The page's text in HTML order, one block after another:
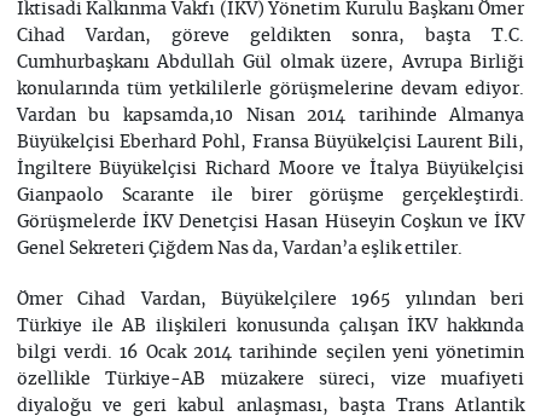
İktisadi Kalkınma Vakfı (İKV) Yönetim Kurulu Başkanı Ömer
Cihad Vardan, göreve geldikten sonra, başta T.C.
Cumhurbaşkanı Abdullah Gül olmak üzere, Avrupa Birliği
konularında tüm yetkililerle görüşmelerine devam ediyor.
Vardan bu kapsamda,10 Nisan 2014 tarihinde Almanya
Büyükelçisi Eberhard Pohl, Fransa Büyükelçisi Laurent Bili,
İngiltere Büyükelçisi Richard Moore ve İtalya Büyükelçisi
Gianpaolo Scarante ile birer görüşme gerçekleştirdi.
Görüşmelerde İKV Denetçisi Hasan Hüseyin Coşkun ve İKV
Genel Sekreteri Çiğdem Nas da, Vardan’a eşlik ettiler.
Ömer Cihad Vardan, Büyükelçilere 1965 yılından beri
Türkiye ile AB ilişkileri konusunda çalışan İKV hakkında
bilgi verdi. 16 Ocak 2014 tarihinde seçilen yeni yönetimin
özellikle Türkiye-AB müzakere süreci, vize muafiyeti
diyaloğu ve geri kabul anlaşması, başta Trans Atlantik